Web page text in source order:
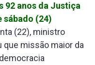
92 anos da Justiça
sábado (24)
(22), ministro
que missão maior da